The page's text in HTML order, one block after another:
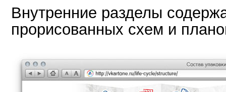
Внутренние разделы
прорисованных схем и